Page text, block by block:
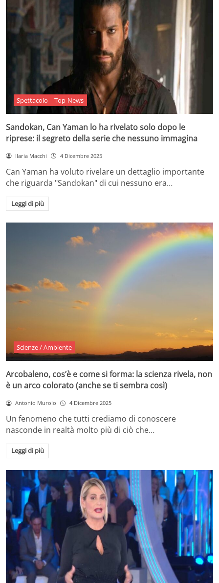
Spettacolo Top-News
Sandokan, Can Yaman lo ha rivelato solo dopo le
riprese: il segreto della serie che nessuno immagina
Ilaria Macchi 4 Dicembre 2025
Can Yaman ha voluto rivelare un dettaglio importante
che riguarda "Sandokan" di cui nessuno era…
Leggi di più
Scienze / Ambiente
Arcobaleno, cos’è e come si forma: la scienza rivela, non
è un arco colorato (anche se ti sembra così)
Antonio Murolo 4 Dicembre 2025
Un fenomeno che tutti crediamo di conoscere
nasconde in realtà molto più di ciò che…
Leggi di più